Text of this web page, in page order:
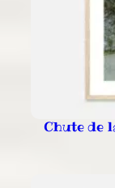
Chute de